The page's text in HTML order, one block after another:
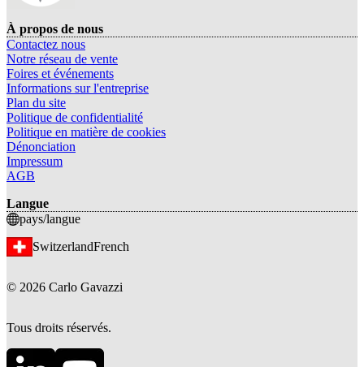
À propos de nous
Contactez nous
Notre réseau de vente
Foires et événements
Informations sur l'entreprise
Plan du site
Politique de confidentialité
Politique en matière de cookies
Dénonciation
Impressum
AGB
Langue
pays/langue
SwitzerlandFrench
© 2026 Carlo Gavazzi
Tous droits réservés.